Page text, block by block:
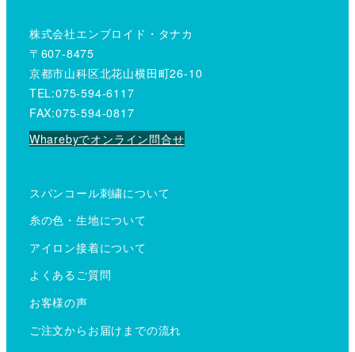
株式会社エンブロイド・タナカ
〒607-8475
京都市山科区北花山横田町26-10
TEL:075-594-6117
FAX:075-594-0817
Wharebyでオンライン問合せ
スパンコール刺繍について
糸の色・生地について
アイロン接着について
よくあるご質問
お客様の声
ご注文からお届けまでの流れ